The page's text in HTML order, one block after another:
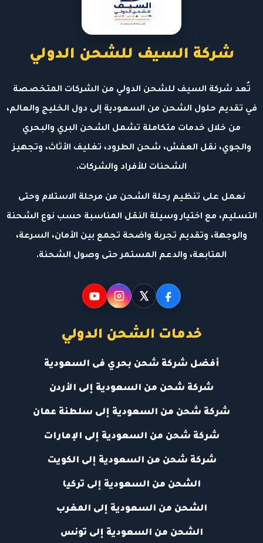
شركة السيف للشحن الدولي
تُعد شركة السيف للشحن الدولي من الشركات المتخصصة
في تقديم حلول الشحن من السعودية إلى دول الخليج والعالم،
من خلال خدمات متكاملة تشمل الشحن البري والبحري
والجوي، نقل العفش، شحن الطرود، تغليف الأثاث، وتجهيز
الشحنات للأفراد والشركات.
نعمل على تنظيم رحلة الشحن من مرحلة الاستلام وحتى
التسليم، مع اختيار وسيلة النقل المناسبة حسب نوع الشحنة
والوجهة، وتقديم تجربة واضحة تجمع بين الأمان، السرعة،
المتابعة، والدعم المستمر حتى وصول الشحنة.
خدمات الشحن الدولي
أفضل شركة شحن بحري فى السعودية
شركة شحن من السعودية إلى الأردن
شركة شحن من السعودية إلى سلطنة عمان
شركة شحن من السعودية إلى الإمارات
شركة شحن من السعودية إلى الكويت
الشحن من السعودية إلى تركيا
الشحن من السعودية إلى المغرب
الشحن من السعودية إلى تونس